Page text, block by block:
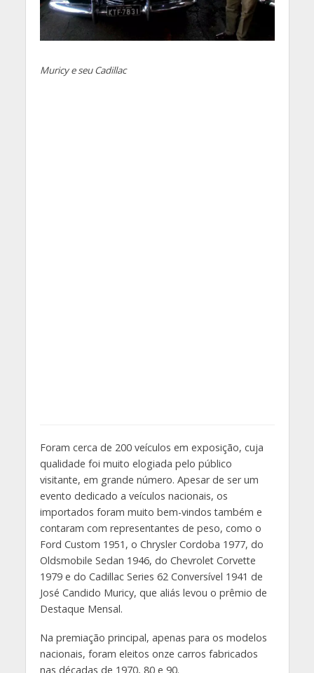
Muricy e seu Cadillac
Foram cerca de 200 veículos em exposição, cuja
qualidade foi muito elogiada pelo público
visitante, em grande número. Apesar de ser um
evento dedicado a veículos nacionais, os
importados foram muito bem-vindos também e
contaram com representantes de peso, como o
Ford Custom 1951, o Chrysler Cordoba 1977, do
Oldsmobile Sedan 1946, do Chevrolet Corvette
1979 e do Cadillac Series 62 Conversível 1941 de
José Candido Muricy, que aliás levou o prêmio de
Destaque Mensal.
Na premiação principal, apenas para os modelos
nacionais, foram eleitos onze carros fabricados
nas décadas de 1970, 80 e 90.